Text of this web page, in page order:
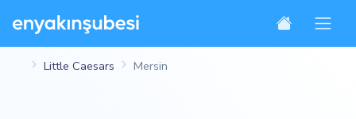
Little Caesars Mersin